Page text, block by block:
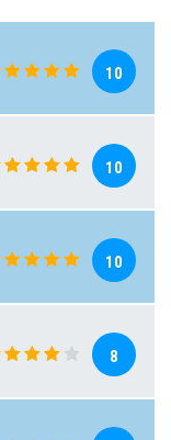
10
10
10
8